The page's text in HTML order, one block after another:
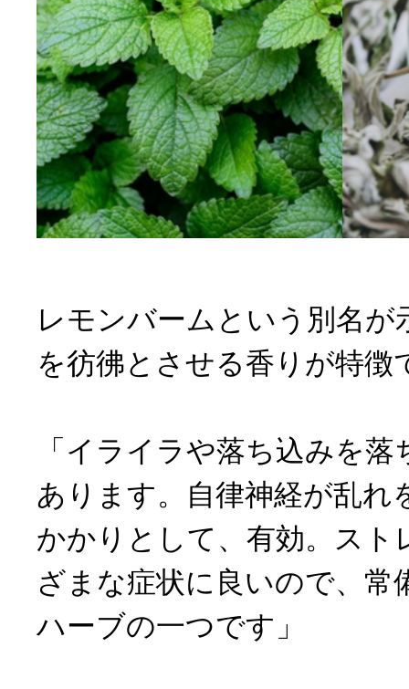
レモンバームという別名が
を彷彿とさせる香りが特徴
「イライラや落ち込みを
あります。自律神経が乱れ
かかりとして、有効。スト
ざまな症状に良いので、常
ハーブの一つです」